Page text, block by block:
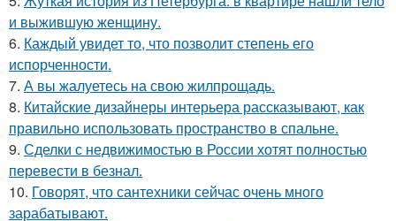
и выжившую женщину.
6. Каждый увидет то, что позволит степень его
испорченности.
7. А вы жалуетесь на свою жилпрощадь.
8. Китайские дизайнеры интерьера рассказывают, как
правильно использовать пространство в спальне.
9. Сделки с недвижимостью в России хотят полностью
перевести в безнал.
10. Говорят, что сантехники сейчас очень много
зарабатывают.